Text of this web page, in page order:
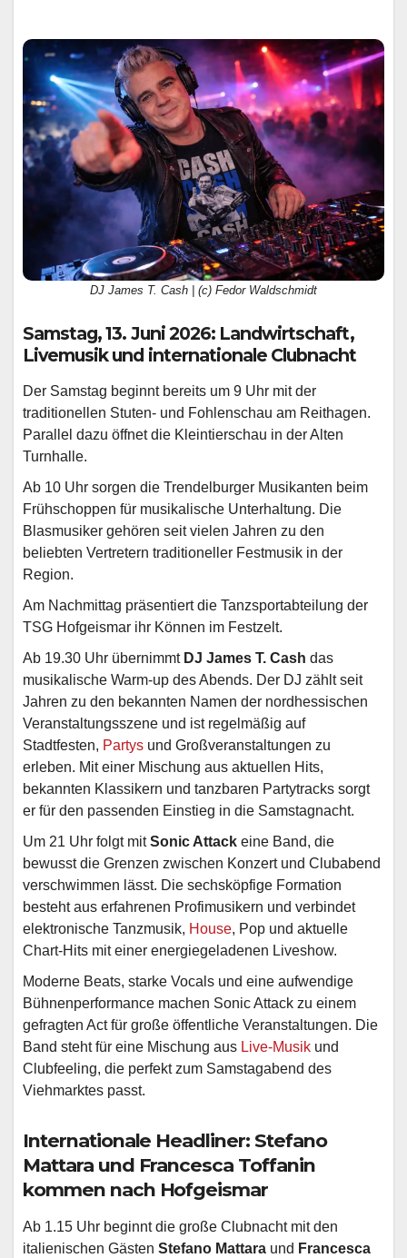
DJ James T. Cash | (c) Fedor Waldschmidt
Samstag, 13. Juni 2026: Landwirtschaft,
Livemusik und internationale Clubnacht
Der Samstag beginnt bereits um 9 Uhr mit der
traditionellen Stuten- und Fohlenschau am Reithagen.
Parallel dazu öffnet die Kleintierschau in der Alten
Turnhalle.
Ab 10 Uhr sorgen die Trendelburger Musikanten beim
Frühschoppen für musikalische Unterhaltung. Die
Blasmusiker gehören seit vielen Jahren zu den
beliebten Vertretern traditioneller Festmusik in der
Region.
Am Nachmittag präsentiert die Tanzsportabteilung der
TSG Hofgeismar ihr Können im Festzelt.
Ab 19.30 Uhr übernimmt DJ James T. Cash das
musikalische Warm-up des Abends. Der DJ zählt seit
Jahren zu den bekannten Namen der nordhessischen
Veranstaltungsszene und ist regelmäßig auf
Stadtfesten, Partys und Großveranstaltungen zu
erleben. Mit einer Mischung aus aktuellen Hits,
bekannten Klassikern und tanzbaren Partytracks sorgt
er für den passenden Einstieg in die Samstagnacht.
Um 21 Uhr folgt mitSonic Attack eine Band, die
bewusst die Grenzen zwischen Konzert und Clubabend
verschwimmen lässt. Die sechsköpfige Formation
besteht aus erfahrenen Profimusikern und verbindet
elektronische Tanzmusik, House, Pop und aktuelle
Chart-Hits mit einer energiegeladenen Liveshow.
Moderne Beats, starke Vocals und eine aufwendige
Bühnenperformance machen Sonic Attack zu einem
gefragten Act für große öffentliche Veranstaltungen. Die
Band steht für eine Mischung aus Live-Musik und
Clubfeeling, die perfekt zum Samstagabend des
Viehmarktes passt.
Internationale Headliner: Stefano
Mattara und Francesca Toffanin
kommen nach Hofgeismar
Ab 1.15 Uhr beginnt die große Clubnacht mit den
italienischen Gästen Stefano Mattara und Francesca